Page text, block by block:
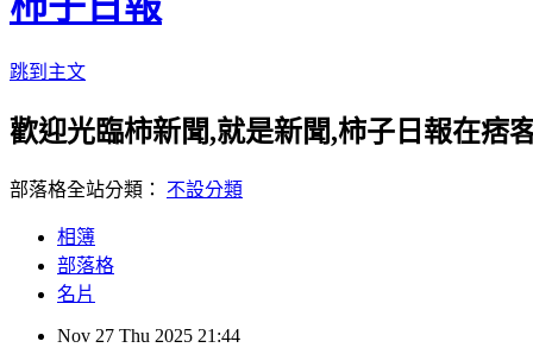
跳到主文
歡迎光臨柿新聞,就是新聞,柿子日報在痞
部落格全站分類： 不設分類
相簿
部落格
名片
Nov 27 Thu 2025 21:44